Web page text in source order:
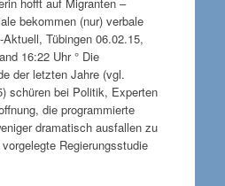
bekommen (nur) verbale
Tübingen 06.02.15,
16:22 Uhr ° Die
der letzten Jahre (vgl.
schüren bei Politik, Experten
die programmierte
dramatisch ausfallen zu
Regierungsstudie